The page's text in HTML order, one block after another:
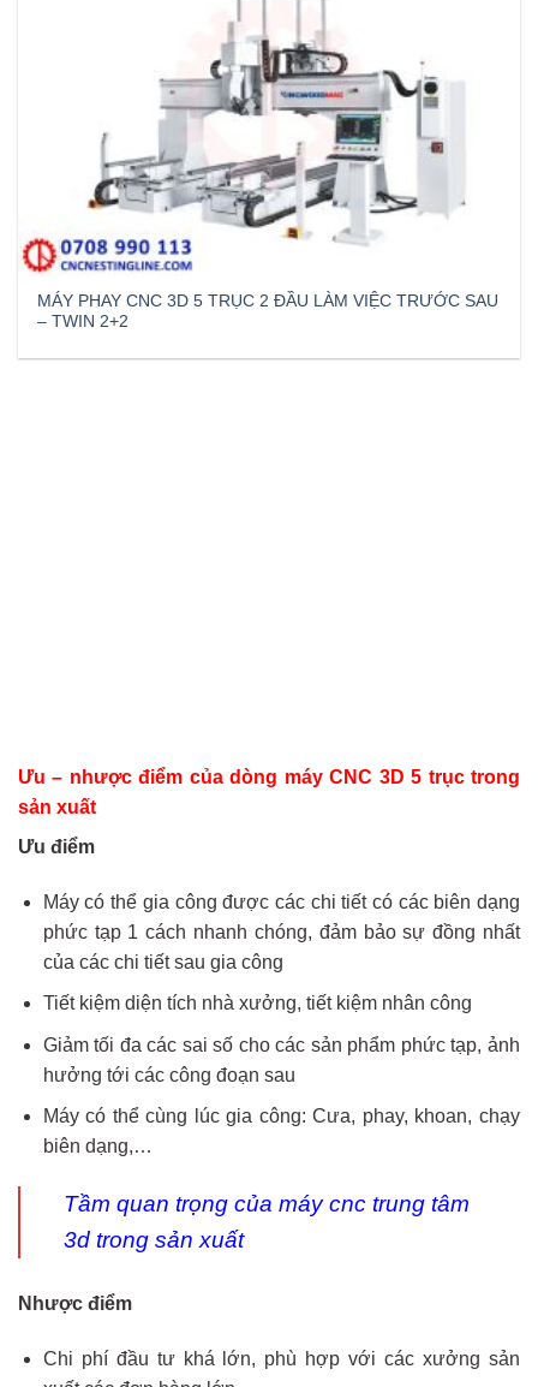
MÁY PHAY CNC 3D 5 TRỤC 2 ĐẦU LÀM VIỆC TRƯỚC SAU
– TWIN 2+2
Ưu – nhược điểm của dòng máy CNC 3D 5 trục trong
sản xuất
Ưu điểm
Máy có thể gia công được các chi tiết có các biên dạng
phức tạp 1 cách nhanh chóng, đảm bảo sự đồng nhất
của các chi tiết sau gia công
Tiết kiệm diện tích nhà xưởng, tiết kiệm nhân công
Giảm tối đa các sai số cho các sản phẩm phức tạp, ảnh
hưởng tới các công đoạn sau
Máy có thể cùng lúc gia công: Cưa, phay, khoan, chạy
biên dạng,…
Tầm quan trọng của máy cnc trung tâm
3d trong sản xuất
Nhược điểm
Chi phí đầu tư khá lớn, phù hợp với các xưởng sản